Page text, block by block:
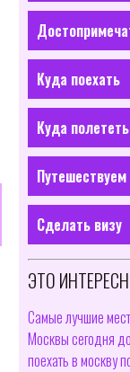
Куда поехать
Куда полететь
Путешествуем
Сделать визу
ЭТО
Самые лучшие
Москвы сегодня
поехать в москву